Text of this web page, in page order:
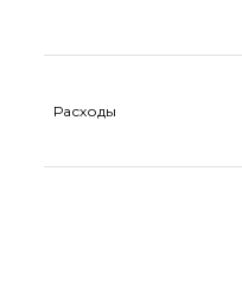
Расходы